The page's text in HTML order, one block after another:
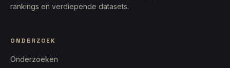
rankings en verdiepende datasets.
ONDERZOEK
Onderzoeken